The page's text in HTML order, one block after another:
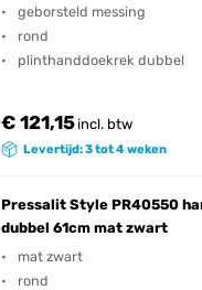
geborsteld messing
rond
plinthanddoekrek dubbel
€ 121,15incl. btw
Levertijd: 3 tot 4 weken
Pressalit Style PR40550
dubbel 61cm mat zwart
mat zwart
rond